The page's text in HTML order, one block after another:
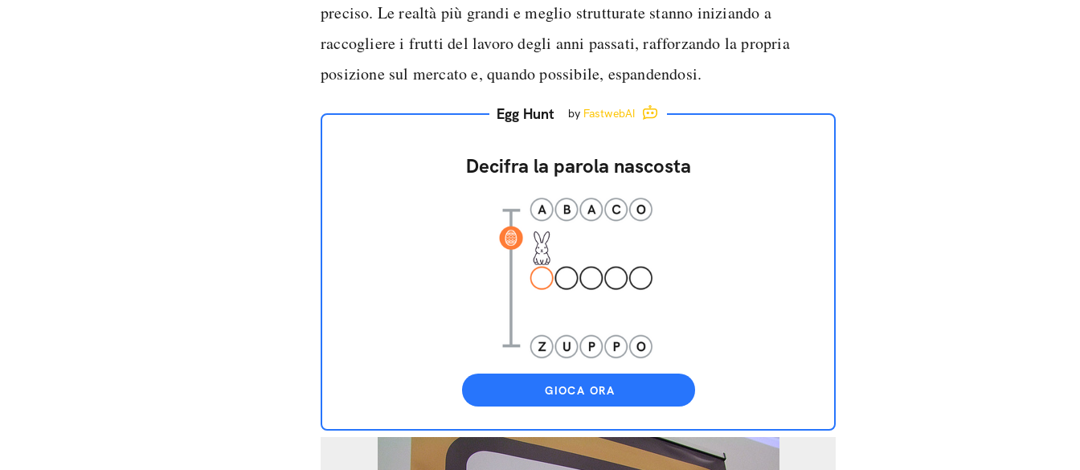
preciso. Le realtà più grandi e meglio strutturate stanno iniziando a
raccogliere i frutti del lavoro degli anni passati, rafforzando la propria
posizione sul mercato e, quando possibile, espandendosi.
Egg Hunt by FastwebAI
Decifra la parola nascosta
GIOCA ORA